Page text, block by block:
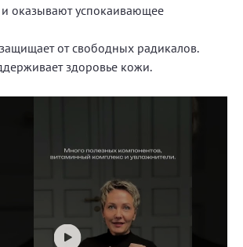
оказывают успокаивающее
от свободных радикалов.
здоровье кожи.